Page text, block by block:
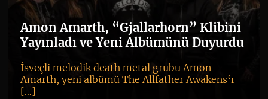
Amon Amarth, “Gjallarhorn” Klibini
Yayınladı ve Yeni Albümünü Duyurdu
İsveçli melodik death metal grubu Amon
Amarth, yeni albümü The Allfather Awakens‘ı
[…]